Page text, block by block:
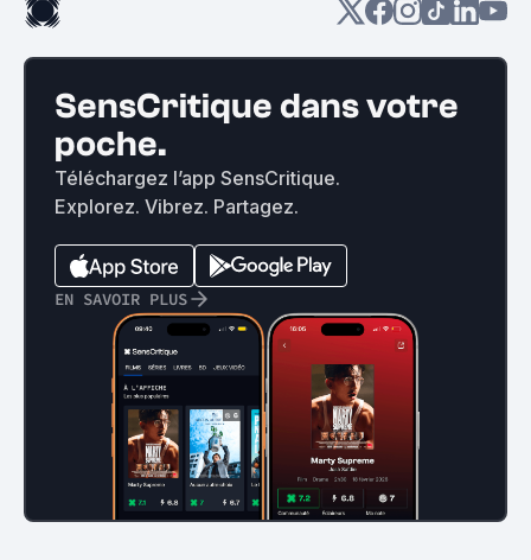
SensCritique dans votre
poche.
Téléchargez l’app SensCritique.
Explorez. Vibrez. Partagez.
EN SAVOIR PLUS